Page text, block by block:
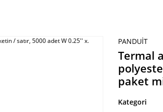
PANDUIT
Termal
paket
Kategori